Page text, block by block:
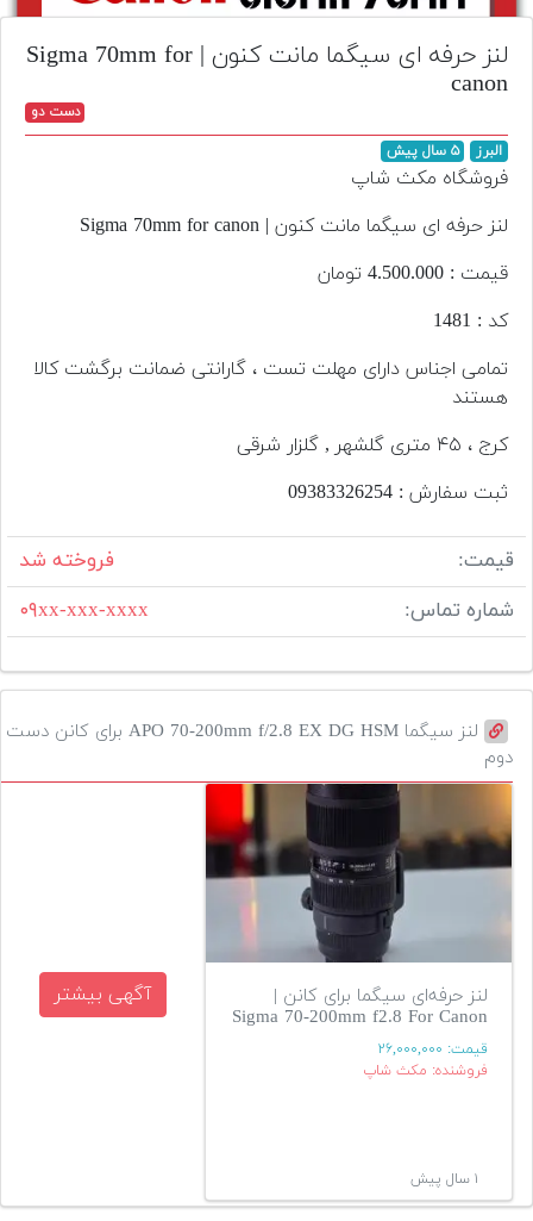
تجهیزات
مکث
پلاس
افزودن
محصول
دست
دوم
لیست
دوربین
بله
لنز حرفه ای سیگما مانت کنون | Sigma 70mm for
canon
دست دو
البرز ۵ سال پیش
فروشگاه مکث شاپ
لنز حرفه ای سیگما مانت کنون | Sigma 70mm for canon
قیمت : 4.500.000 تومان
کد : 1481
تمامی اجناس دارای مهلت تست ، گارانتی ضمانت برگشت کالا
هستند
کرج ، ۴۵ متری گلشهر , گلزار شرقی
ثبت سفارش : 093‌833‌262‌54
قیمت:
فروخته شد
شماره تماس:
۰۹xx-xxx-xxxx
لنز سیگما APO 70-200mm f/2.8 EX DG HSM برای کانن دست
دوم
لنز حرفه‌ای سیگما برای کانن |
Sigma 70-200mm f2.8 For Canon
قیمت: ۲۶,۰۰۰,۰۰۰
فروشنده: مکث شاپ
۱ سال پیش
آگهی بیشتر